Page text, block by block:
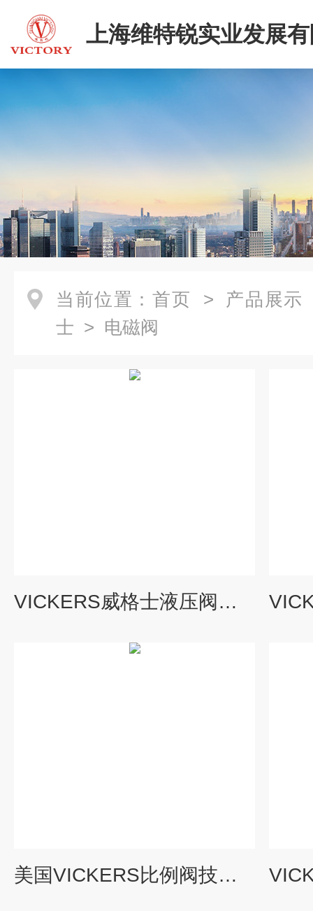
上海维特锐实业发展
二部
当前位置： 首页 > 产品展示
士 > 电磁阀
VICKERS威格士液压阀技术安装流程
美国VICKERS比例阀技术操作要求要点